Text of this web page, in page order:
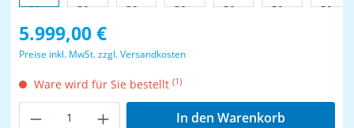
Regulärer Preis:
5.999,00 €
Preise inkl. MwSt. zzgl. Versandkosten
Ware wird für Sie bestellt (1)
Produkt Anzahl: Gib den gewünschten
In den Warenkorb